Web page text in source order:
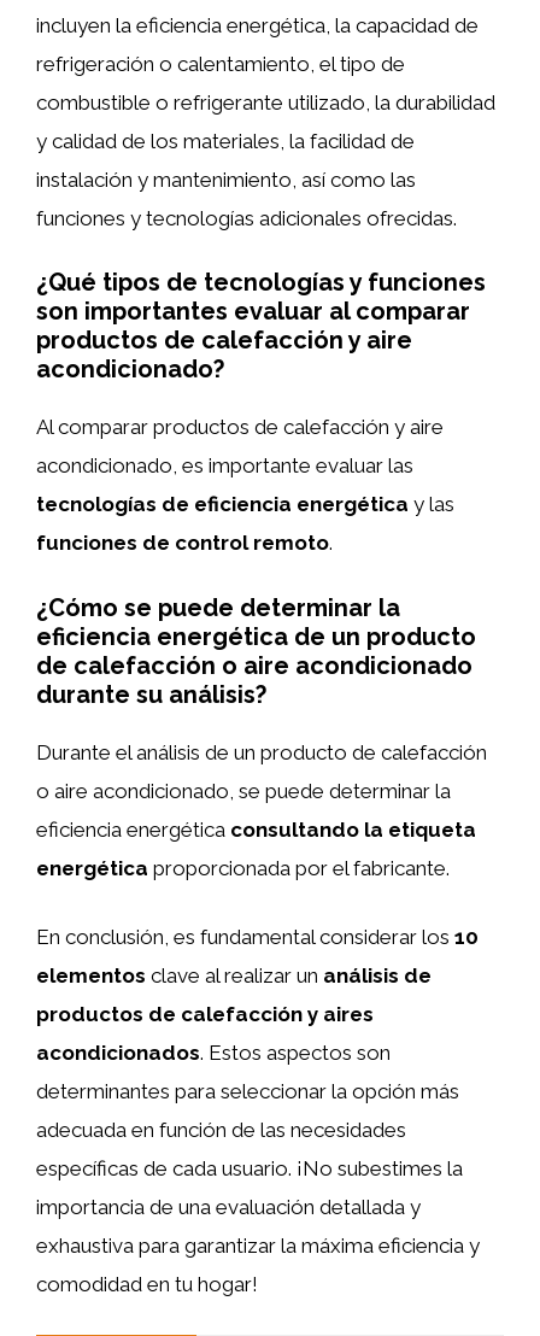
incluyen la eficiencia energética, la capacidad de
refrigeración o calentamiento, el tipo de
combustible o refrigerante utilizado, la durabilidad
y calidad de los materiales, la facilidad de
instalación y mantenimiento, así como las
funciones y tecnologías adicionales ofrecidas.
¿Qué tipos de tecnologías y funciones
son importantes evaluar al comparar
productos de calefacción y aire
acondicionado?
Al comparar productos de calefacción y aire
acondicionado, es importante evaluar las
tecnologías de eficiencia energética y las
funciones de control remoto.
¿Cómo se puede determinar la
eficiencia energética de un producto
de calefacción o aire acondicionado
durante su análisis?
Durante el análisis de un producto de calefacción
o aire acondicionado, se puede determinar la
eficiencia energética consultando la etiqueta
energética proporcionada por el fabricante.
En conclusión, es fundamental considerar los 10
elementos clave al realizar un análisis de
productos de calefacción y aires
acondicionados. Estos aspectos son
determinantes para seleccionar la opción más
adecuada en función de las necesidades
específicas de cada usuario. ¡No subestimes la
importancia de una evaluación detallada y
exhaustiva para garantizar la máxima eficiencia y
comodidad en tu hogar!